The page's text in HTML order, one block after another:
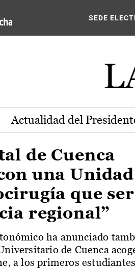
de SEDE
Actualidad del
de Cuenca
una Unidad
que
regional”
ha anunciado
de Cuenca
a los primeros